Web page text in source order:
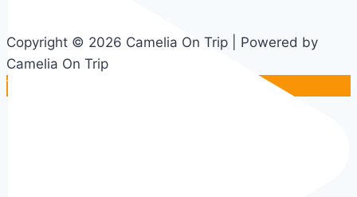
Copyright © 2026 Camelia On Trip | Powered by
Camelia On Trip
Translate »